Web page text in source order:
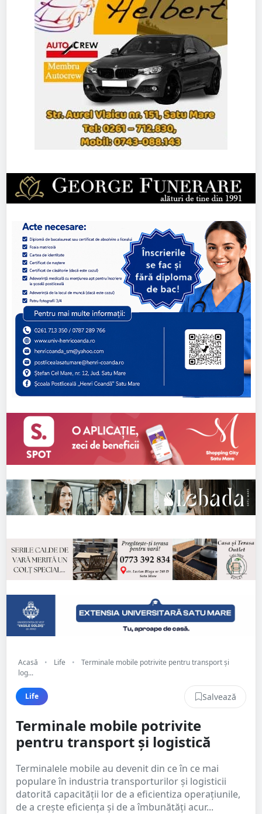
Acasă • Life •
Terminale mobile potrivite pentru transport și
log...
Life Salvează
Terminale mobile potrivite
pentru transport și logistică
Terminalele mobile au devenit din ce în ce mai
populare în industria transporturilor și logisticii
datorită capacității lor de a eficientiza operațiunile,
de a crește eficiența și de a îmbunătăți acur...